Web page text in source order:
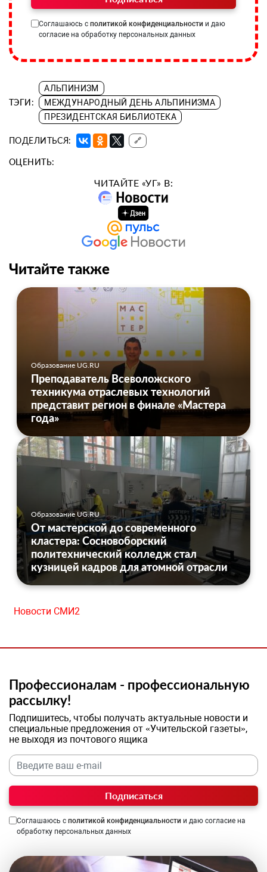
Соглашаюсь с политикой конфиденциальности и даю
согласие на обработку персональных данных
ТЭГИ:
АЛЬПИНИЗМ
МЕЖДУНАРОДНЫЙ ДЕНЬ АЛЬПИНИЗМА
ПРЕЗИДЕНТСКАЯ БИБЛИОТЕКА
ПОДЕЛИТЬСЯ: 🔗
ОЦЕНИТЬ:
ЧИТАЙТЕ «УГ» В:
Читайте также
Образование UG.RU
Преподаватель Всеволожского
техникума отраслевых технологий
представит регион в финале «Мастера
года»
Образование UG.RU
От мастерской до современного
кластера: Сосновоборский
политехнический колледж стал
кузницей кадров для атомной отрасли
Новости СМИ2
Профессионалам - профессиональную
рассылку!
Подпишитесь, чтобы получать актуальные новости и
специальные предложения от «Учительской газеты»,
не выходя из почтового ящика
Подписаться
Соглашаюсь с политикой конфиденциальности и даю согласие на
обработку персональных данных